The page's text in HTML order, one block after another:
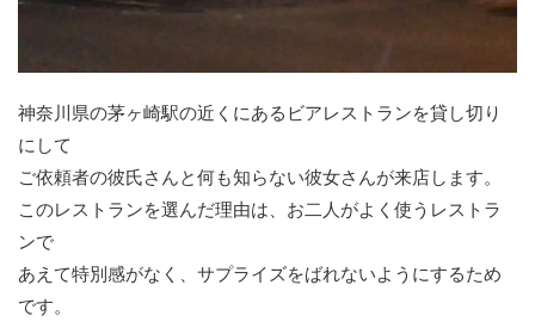
神奈川県の茅ヶ崎駅の近くにあるビアレストランを貸し切り
にして
ご依頼者の彼氏さんと何も知らない彼女さんが来店します。
このレストランを選んだ理由は、お二人がよく使うレストラ
ンで
あえて特別感がなく、サプライズをばれないようにするため
です。